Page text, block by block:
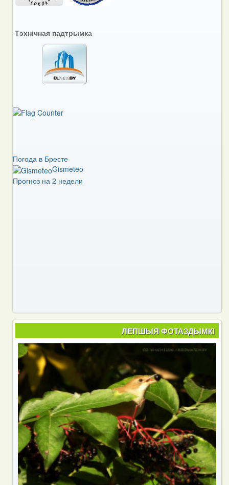
Тэхнічная падтрымка
Погода в Бресте
Gismeteo
Прогноз на 2 недели
ЛЕПШЫЯ ФОТАЗДЫМКІ